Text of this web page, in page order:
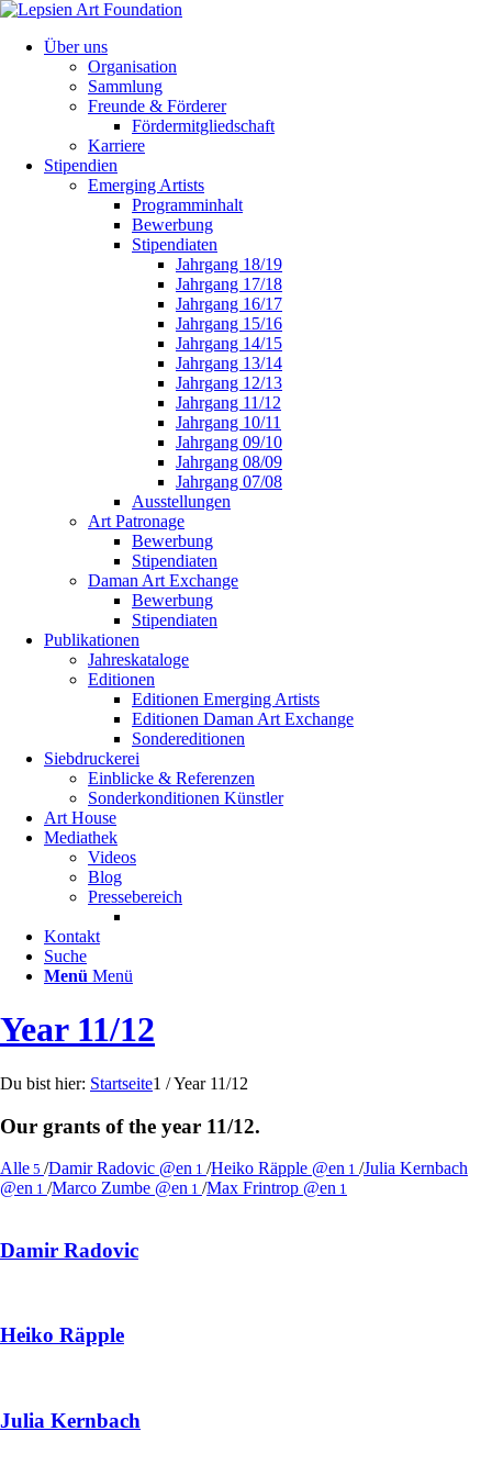
Über uns
Organisation
Sammlung
Freunde & Förderer
Fördermitgliedschaft
Karriere
Stipendien
Emerging Artists
Programminhalt
Bewerbung
Stipendiaten
Jahrgang 18/19
Jahrgang 17/18
Jahrgang 16/17
Jahrgang 15/16
Jahrgang 14/15
Jahrgang 13/14
Jahrgang 12/13
Jahrgang 11/12
Jahrgang 10/11
Jahrgang 09/10
Jahrgang 08/09
Jahrgang 07/08
Ausstellungen
Art Patronage
Bewerbung
Stipendiaten
Daman Art Exchange
Bewerbung
Stipendiaten
Publikationen
Jahreskataloge
Editionen
Editionen Emerging Artists
Editionen Daman Art Exchange
Sondereditionen
Siebdruckerei
Einblicke & Referenzen
Sonderkonditionen Künstler
Art House
Mediathek
Videos
Blog
Pressebereich
Kontakt
Suche
Menü Menü
Year 11/12
Du bist hier: Startseite1 /Year 11/12
Our grants of the year 11/12.
Alle 5 /Damir Radovic @en 1 /Heiko Räpple @en 1 /Julia Kernbach
@en 1 /Marco Zumbe @en 1 /Max Frintrop @en 1
Damir Radovic
Heiko Räpple
Julia Kernbach